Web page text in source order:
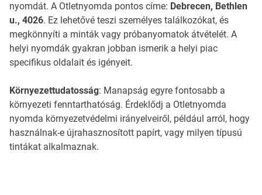
nyomdát. A Otletnyomda pontos címe: Debrecen, Bethlen
u., 4026. Ez lehetővé teszi személyes találkozókat, és
megkönnyíti a minták vagy próbanyomatok átvételét. A
helyi nyomdák gyakran jobban ismerik a helyi piac
specifikus oldalait és igényeit.
Környezettudatosság: Manapság egyre fontosabb a
környezeti fenntarthatóság. Érdeklődj a Otletnyomda
nyomda környezetvédelmi irányelveiről, például arról, hogy
használnak-e újrahasznosított papírt, vagy milyen típusú
tintákat alkalmaznak.